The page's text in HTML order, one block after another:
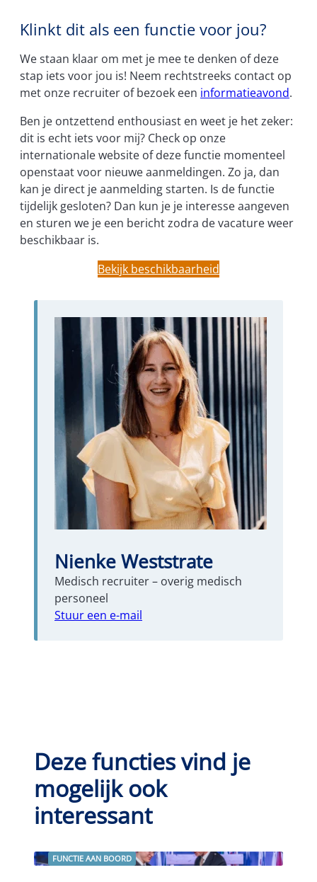
Klinkt dit als een functie voor jou?
We staan klaar om met je mee te denken of deze
stap iets voor jou is! Neem rechtstreeks contact op
met onze recruiter of bezoek een informatieavond.
Ben je ontzettend enthousiast en weet je het zeker:
dit is echt iets voor mij? Check op onze
internationale website of deze functie momenteel
openstaat voor nieuwe aanmeldingen. Zo ja, dan
kan je direct je aanmelding starten. Is de functie
tijdelijk gesloten? Dan kun je je interesse aangeven
en sturen we je een bericht zodra de vacature weer
beschikbaar is.
Bekijk beschikbaarheid
Nienke Weststrate
Medisch recruiter – overig medisch
personeel
Stuur een e-mail
Deze functies vind je
mogelijk ook
interessant
FUNCTIE AAN BOORD